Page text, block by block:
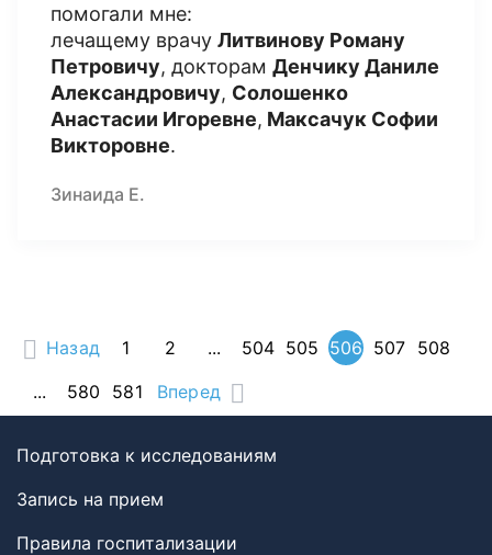
помогали мне:
лечащему врачу Литвинову Роману
Петровичу, докторам Денчику Даниле
Александровичу, Солошенко
Анастасии Игоревне, Максачук Софии
Викторовне.
Зинаида Е.
Назад 1 2 ... 504 505 506 507 508
...
580 581 Вперед
Подготовка к исследованиям
Запись на прием
Правила госпитализации